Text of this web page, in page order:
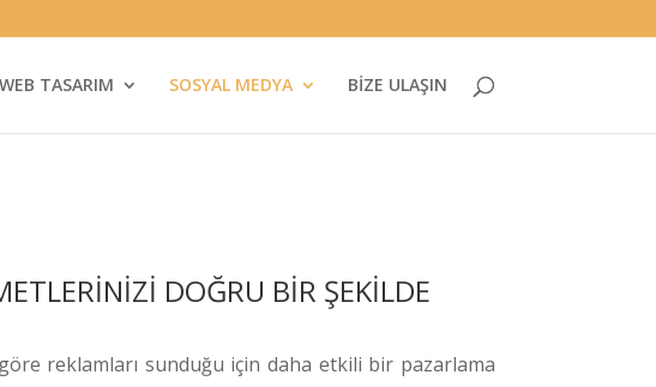
WEB TASARIM SOSYAL MEDYA BİZE ULAŞIN
DOĞRU BİR ŞEKİLDE
reklamları sunduğu için daha etkili bir pazarlama